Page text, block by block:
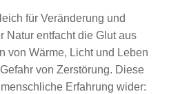
für Veränderung und
Natur entfacht die Glut aus
von Wärme, Licht und Leben
von Zerstörung. Diese
Erfahrung wider: